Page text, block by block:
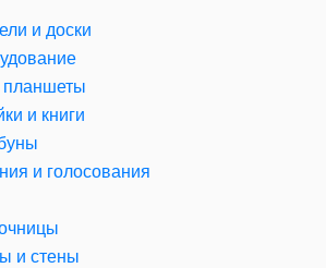
и доски
и книги
и голосования
и стены